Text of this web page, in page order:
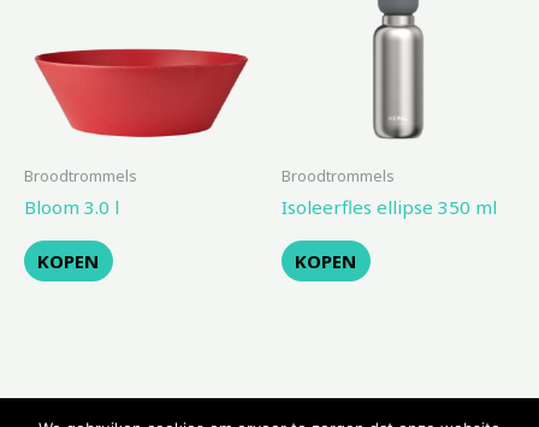
Broodtrommels
Bloom 3.0 l
KOPEN
Broodtrommels
Isoleerfles ellipse 350 ml
KOPEN